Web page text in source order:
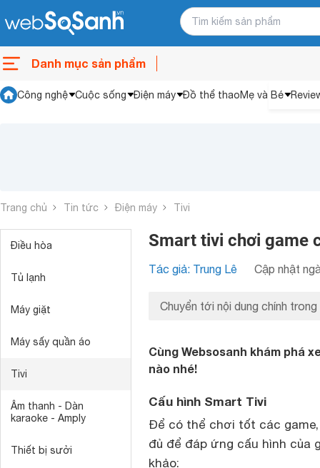
Danh mục sản phẩm
Công nghệ Cuộc sống Điện máy Đồ thể thaoMẹ và Bé
Trang chủ Tin tức Điện máy Tivi
Điều hòa
Tủ lạnh
Máy giặt
Máy sấy quần áo
Tivi
Âm thanh - Dàn
karaoke - Amply
Thiết bị sưởi
Smart tivi chơi game
Tác giả: Trung Lê Cập nhật
Chuyển tới nội dung chính trong
Cùng Websosanh khám phá
nào nhé!
Cấu hình Smart Tivi
Để có thể chơi tốt các
đủ để đáp ứng cấu hình của
khảo: